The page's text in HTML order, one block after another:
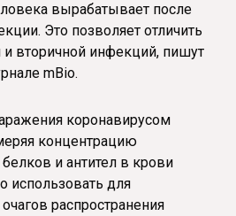
вырабатывает после
Это позволяет отличить
и вторичной инфекций, пишут
mBio.
коронавирусом
концентрацию
и антител в крови
использовать для
распространения